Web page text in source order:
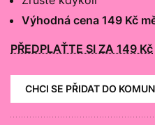
Výhodná cena 149 Kč
PŘEDPLAŤTE SI ZA 149 Kč
CHCI SE PŘIDAT DO